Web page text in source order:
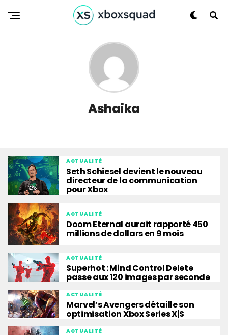
Ashaika
ACTUALITÉ
Seth Schiesel devient le nouveau
directeur de la communication
pour Xbox
ACTUALITÉ
Doom Eternal aurait rapporté 450
millions de dollars en 9 mois
ACTUALITÉ
Superhot : Mind Control Delete
passe aux 120 images par seconde
ACTUALITÉ
Marvel’s Avengers détaille son
optimisation Xbox Series X|S
ACTUALITÉ